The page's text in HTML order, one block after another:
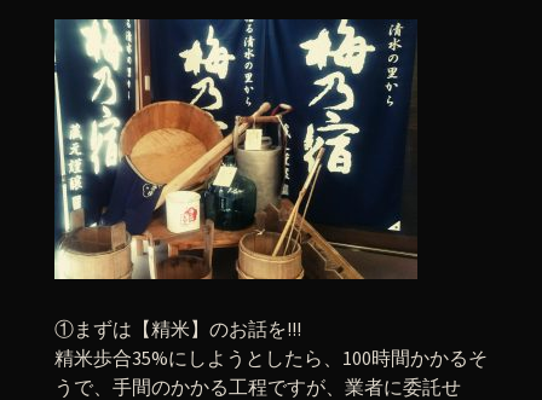
①まずは【精米】のお話を!!!
精米歩合35%にしようとしたら、100時間かかるそ
うで、手間のかかる工程ですが、業者に委託せ